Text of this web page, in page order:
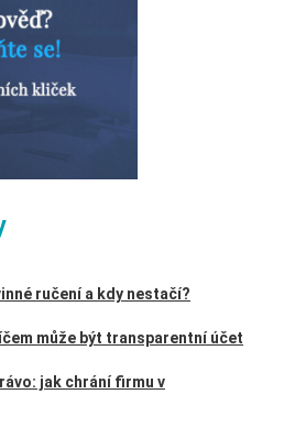
ručení a kdy nestačí?
může být transparentní účet
jak chrání firmu v